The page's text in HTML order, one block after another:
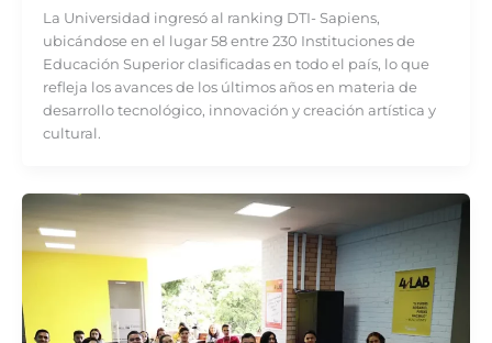
La Universidad ingresó al ranking DTI- Sapiens,
ubicándose en el lugar 58 entre 230 Instituciones de
Educación Superior clasificadas en todo el país, lo que
refleja los avances de los últimos años en materia de
desarrollo tecnológico, innovación y creación artística y
cultural.